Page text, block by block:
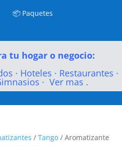
📦 Paquetes
tu hogar o negocio:
· Hoteles · Restaurantes ·
· Ver mas .
/ Tango/ Aromatizante